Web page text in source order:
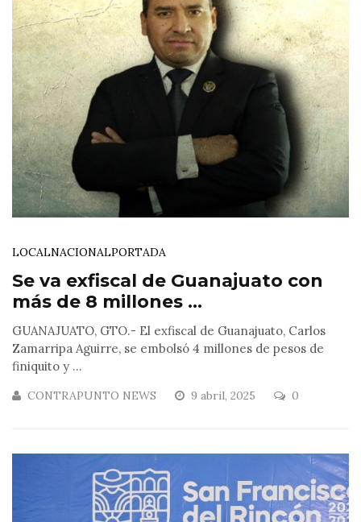
LOCALNACIONALPORTADA
Se va exfiscal de Guanajuato con
más de 8 millones ...
GUANAJUATO, GTO.- El exfiscal de Guanajuato, Carlos
Zamarripa Aguirre, se embolsó 4 millones de pesos de
finiquito y ...
CONTRAPUNTO NEWS 9 abril, 2025 0